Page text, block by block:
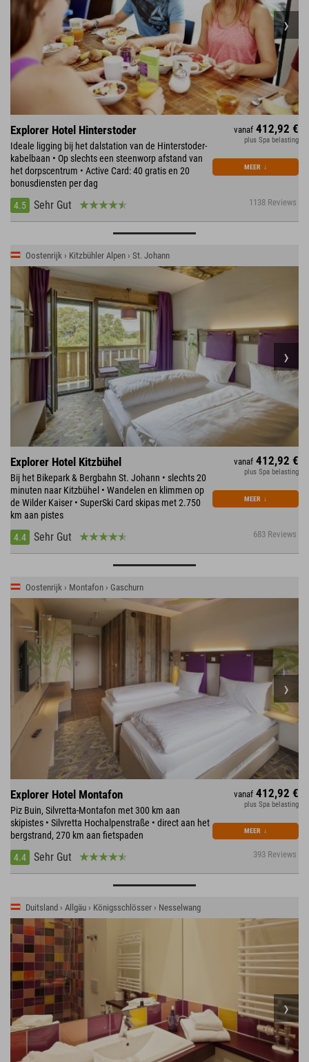
Explorer Hotel Hinterstoder
Ideale ligging bij het dalstation van de Hinterstoder-
kabelbaan • Op slechts een steenworp afstand van
het dorpscentrum • Active Card: 40 gratis en 20
bonusdiensten per dag
4.5
Sehr Gut 1138 Reviews
vanaf 412,92 €
plus Spa belasting
MEER ↓
Oostenrijk › Kitzbühler Alpen › St. Johann
Explorer Hotel Kitzbühel
Bij het Bikepark & Bergbahn St. Johann • slechts 20
minuten naar Kitzbühel • Wandelen en klimmen op
de Wilder Kaiser • SuperSki Card skipas met 2.750
km aan pistes
4.4
Sehr Gut 683 Reviews
vanaf 412,92 €
plus Spa belasting
MEER ↓
Oostenrijk › Montafon › Gaschurn
Explorer Hotel Montafon
Piz Buin, Silvretta-Montafon met 300 km aan
skipistes • Silvretta Hochalpenstraße • direct aan het
bergstrand, 270 km aan fietspaden
4.4
Sehr Gut 393 Reviews
vanaf 412,92 €
plus Spa belasting
MEER ↓
Duitsland › Allgäu › Königsschlösser › Nesselwang